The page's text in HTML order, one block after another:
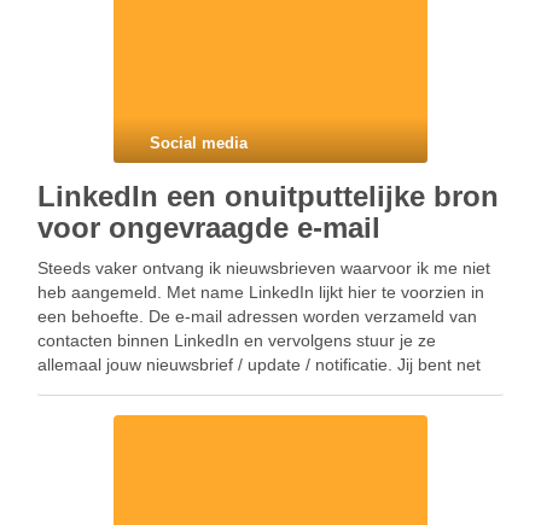
Social media
LinkedIn een onuitputtelijke bron
voor ongevraagde e-mail
Steeds vaker ontvang ik nieuwsbrieven waarvoor ik me niet
heb aangemeld. Met name LinkedIn lijkt hier te voorzien in
een behoefte. De e-mail adressen worden verzameld van
contacten binnen LinkedIn en vervolgens stuur je ze
allemaal jouw nieuwsbrief / update / notificatie. Jij bent net